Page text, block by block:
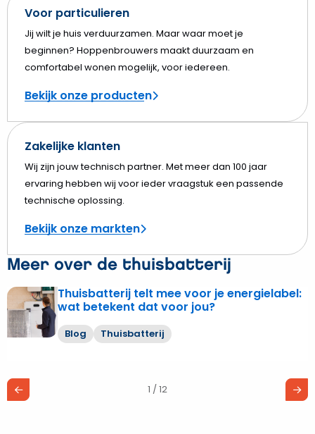
Voor particulieren
Jij wilt je huis verduurzamen. Maar waar moet je
beginnen? Hoppenbrouwers maakt duurzaam en
comfortabel wonen mogelijk, voor iedereen.
Bekijk onze producten
Zakelijke klanten
Wij zijn jouw technisch partner. Met meer dan 100 jaar
ervaring hebben wij voor ieder vraagstuk een passende
technische oplossing.
Bekijk onze markten
Meer over de thuisbatterij
Thuisbatterij telt mee voor je energielabel:
wat betekent dat voor jou?
Blog Thuisbatterij
Lees
meer
over
Thuisbatterij
mee
voor
1 / 12